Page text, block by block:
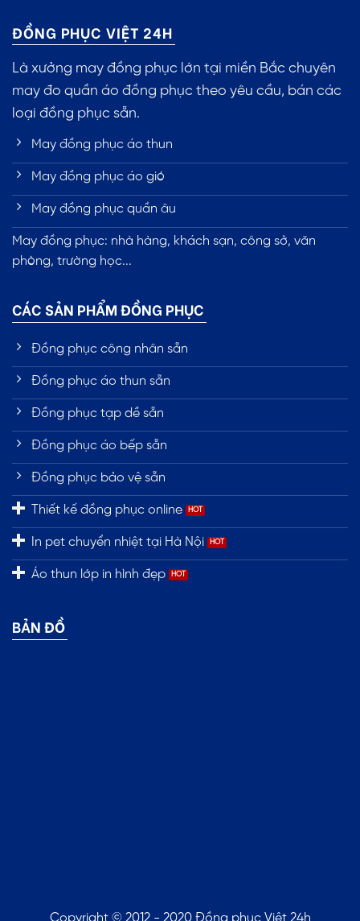
ĐỒNG PHỤC VIỆT 24H
Là xưởng may đồng phục lớn tại miền Bắc chuyên
may đo quần áo đồng phục theo yêu cầu, bán các
loại đồng phục sẵn.
May đồng phục áo thun
May đồng phục áo gió
May đồng phục quần âu
May đồng phục: nhà hàng, khách sạn, công sở, văn
phòng, trường học...
CÁC SẢN PHẨM ĐỒNG PHỤC
Đồng phục công nhân sẵn
Đồng phục áo thun sẵn
Đồng phục tạp dề sẵn
Đồng phục áo bếp sẵn
Đồng phục bảo vệ sẵn
Thiết kế đồng phục online
In pet chuyển nhiệt tại Hà Nội
Áo thun lớp in hình đẹp
BẢN ĐỒ